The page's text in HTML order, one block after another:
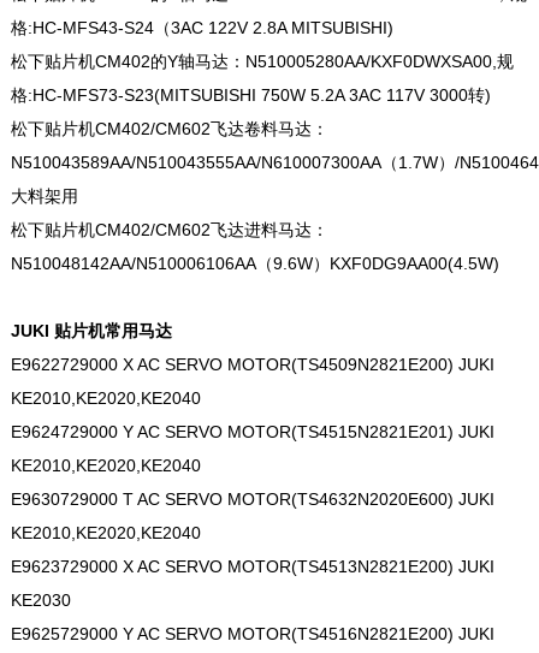
格:HC-MFS43-S24（3AC 122V 2.8A MITSUBISHI)
松下贴片机CM402的Y轴马达：N510005280AA/KXF0DWXSA00,规
格:HC-MFS73-S23(MITSUBISHI 750W 5.2A 3AC 117V 3000转)
松下贴片机CM402/CM602飞达卷料马达：
N510043589AA/N510043555AA/N610007300AA（1.7W）/
大料架用
松下贴片机CM402/CM602飞达进料马达：
N510048142AA/N510006106AA（9.6W）KXF0DG9AA00(4.5W)
JUKI 贴片机常用马达
E9622729000 X AC SERVO MOTOR(TS4509N2821E200) JUKI
KE2010,KE2020,KE2040
E9624729000 Y AC SERVO MOTOR(TS4515N2821E201) JUKI
KE2010,KE2020,KE2040
E9630729000 T AC SERVO MOTOR(TS4632N2020E600) JUKI
KE2010,KE2020,KE2040
E9623729000 X AC SERVO MOTOR(TS4513N2821E200) JUKI
KE2030
E9625729000 Y AC SERVO MOTOR(TS4516N2821E200) JUKI